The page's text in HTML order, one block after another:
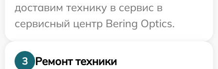
доставим технику в сервис в
сервисный центр Bering Optics.
3
Ремонт техники